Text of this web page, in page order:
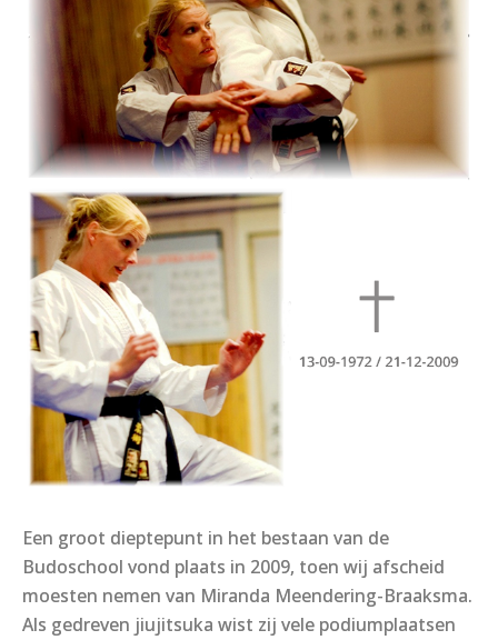
Een groot dieptepunt in het bestaan van de
Budoschool vond plaats in 2009, toen wij afscheid
moesten nemen van Miranda Meendering-Braaksma.
Als gedreven jiujitsuka wist zij vele podiumplaatsen